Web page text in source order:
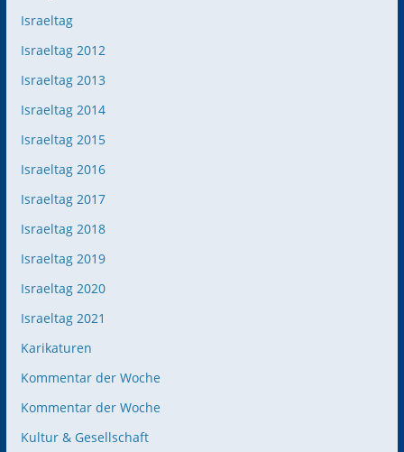
Israeltag
Israeltag 2012
Israeltag 2013
Israeltag 2014
Israeltag 2015
Israeltag 2016
Israeltag 2017
Israeltag 2018
Israeltag 2019
Israeltag 2020
Israeltag 2021
Karikaturen
Kommentar der Woche
Kommentar der Woche
Kultur & Gesellschaft